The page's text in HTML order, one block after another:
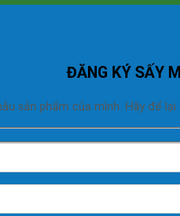
ĐĂNG KÝ SẤY
sản phẩm của mình. Hãy để